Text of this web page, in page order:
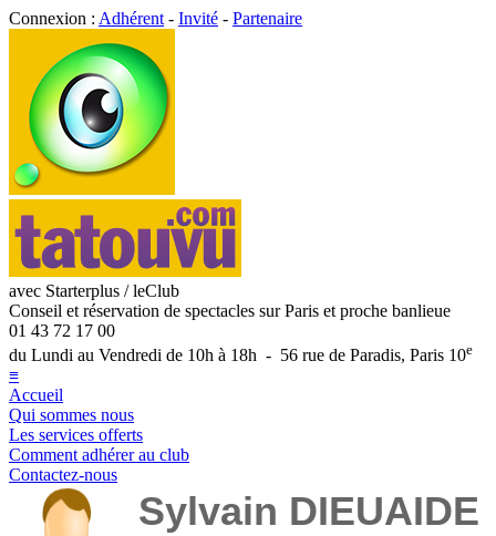
Connexion : Adhérent - Invité - Partenaire
avec Starterplus / leClub
Conseil et réservation de spectacles sur Paris et proche banlieue
01 43 72 17 00
du Lundi au Vendredi de 10h à 18h - 56 rue de Paradis, Paris 10e
≡
Accueil
Qui sommes nous
Les services offerts
Comment adhérer au club
Contactez-nous
Sylvain DIEUAIDE